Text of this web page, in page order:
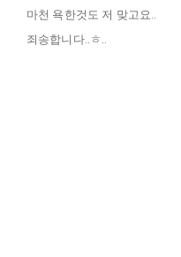
마천 욕한것도 저 맞고요..
죄송합니다..ㅎ..